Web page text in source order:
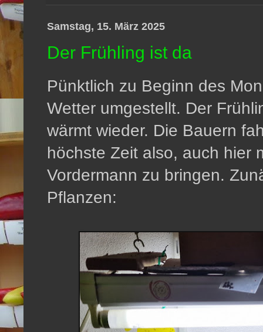
Samstag, 15. März 2025
Der Frühling ist da
Pünktlich zu Beginn des
Wetter umgestellt. Der
wärmt wieder. Die Bauern
höchste Zeit also, auch hier
Vordermann zu bringen.
Pflanzen: